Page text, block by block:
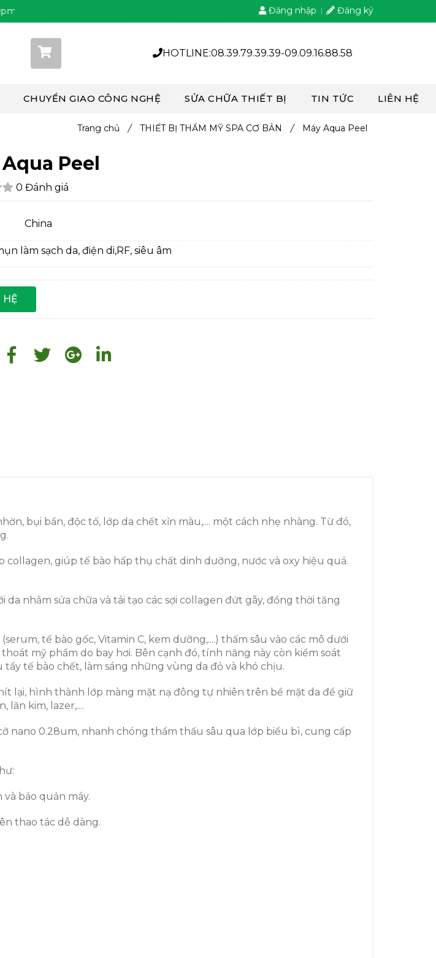
Peel
0 Đánh giá
China
làm sạch da, điện di,RF, siêu âm
HỆ
bụi bẩn, độc tố, lớp da chết xỉn màu,.... một cách nhẹ nhàng. Từ đó,
collagen, giúp tế bào hấp thụ chất dinh dưỡng, nước và oxy hiệu quả.
nhằm sửa chữa và tái tạo các sợi collagen đứt gãy, đồng thời tăng
tế bào gốc, Vitamin C, kem dưỡng,....) thấm sâu vào các mô dưới
mỹ phẩm do bay hơi. Bên cạnh đó, tính năng này còn kiểm soát
tế bào chết, làm sáng những vùng da đỏ và khó chịu.
lại, hình thành lớp màng mặt nạ đông tự nhiên trên bề mặt da để giữ
kim, lazer,....
nano 0.28um, nhanh chóng thẩm thấu sâu qua lớp biểu bì, cung cấp
bảo quản máy.
thao tác dễ dàng.
Trang chủ / THIẾT BỊ THẨM MỸ SPA CƠ BẢN / Máy Aqua Peel
2 đến Chủ Nhật Đăng nhập Đăng ký
HOTLINE:08.39.79.39.39-09.09.16.88.58
CHUYỂN GIAO CÔNG NGHỆ SỬA CHỮA THIẾT BỊ TIN TỨC LIÊN HỆ